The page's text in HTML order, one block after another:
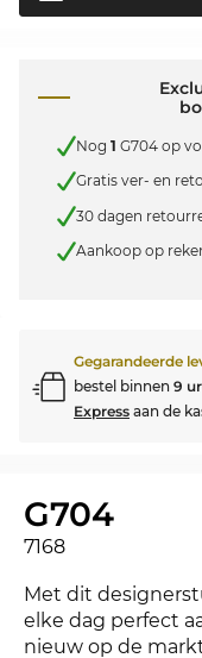
Nog 1 G704 op
Gratis ver- en
30 dagen
Aankoop op
Gegarandeerde
bestel binnen 9
Express aan de
G704
7168
Met dit
elke dag perfect
nieuw op de